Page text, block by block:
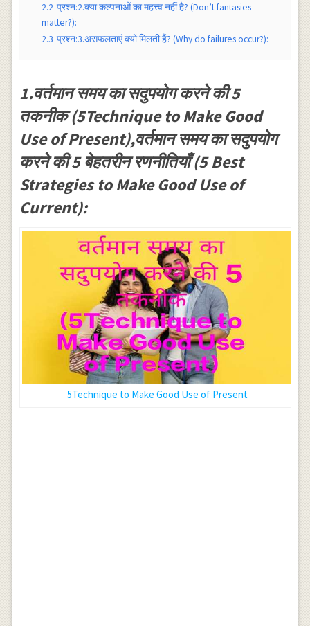
2.2 प्रश्न:2.क्या कल्पनाओं का महत्त्व नहीं है? (Don’t fantasies
matter?):
2.3 प्रश्न:3.असफलताएं क्यों मिलती हैं? (Why do failures occur?):
1.वर्तमान समय का सदुपयोग करने की 5
तकनीक (5Technique to Make Good
Use of Present),वर्तमान समय का सदुपयोग
करने की 5 बेहतरीन रणनीतियाँ (5 Best
Strategies to Make Good Use of
Current):
5Technique to Make Good Use of Present